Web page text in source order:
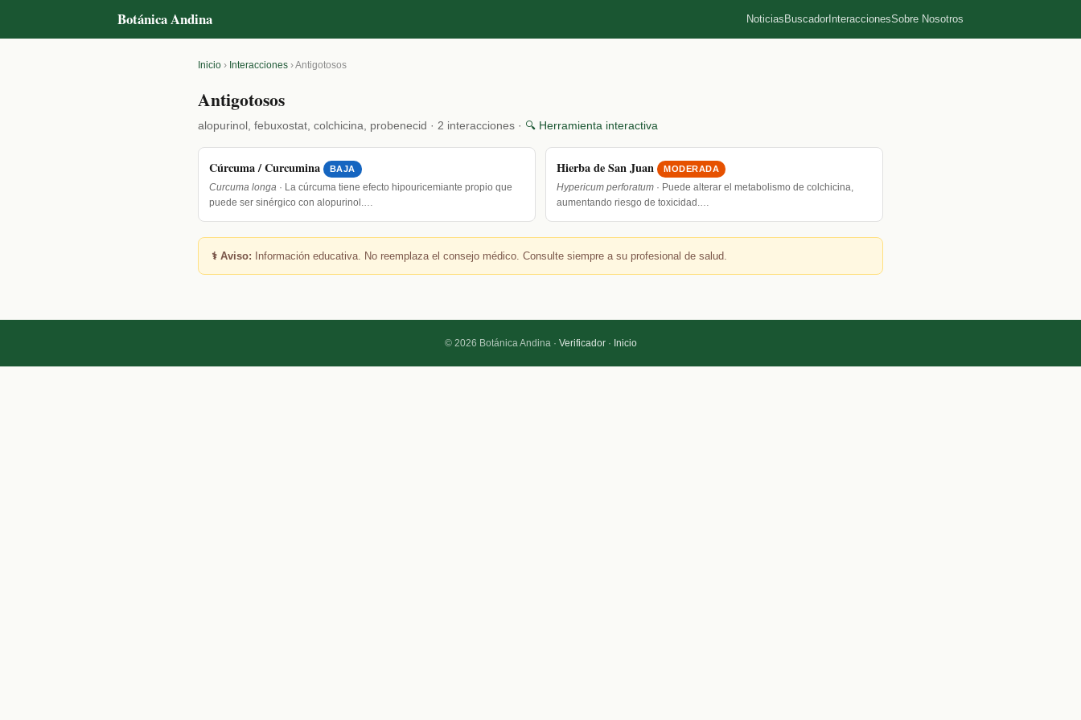
Botánica Andina Noticias Buscador InteraccionesSobre Nosotros
Inicio › Interacciones ›Antigotosos
Antigotosos
alopurinol, febuxostat, colchicina, probenecid · 2 interacciones · 🔍 Herramienta interactiva
Cúrcuma / Curcumina BAJA
Curcuma longa · La cúrcuma tiene efecto hipouricemiante propio que
puede ser sinérgico con alopurinol.…
Hierba de San Juan MODERADA
Hypericum perforatum · Puede alterar el metabolismo de colchicina,
aumentando riesgo de toxicidad.…
⚕️ Aviso: Información educativa. No reemplaza el consejo médico. Consulte siempre a su profesional de salud.
© 2026 Botánica Andina · Verificador· Inicio